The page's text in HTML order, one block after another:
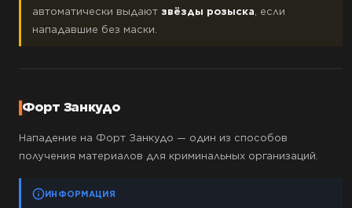
автоматически выдают звёзды розыска , если
нападавшие без маски.
Форт Занкудо
Нападение на Форт Занкудо — один из способов
получения материалов для криминальных организаций.
ИНФОРМАЦИЯ